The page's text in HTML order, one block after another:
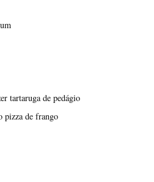
tartaruga de pedágio
pizza de frango